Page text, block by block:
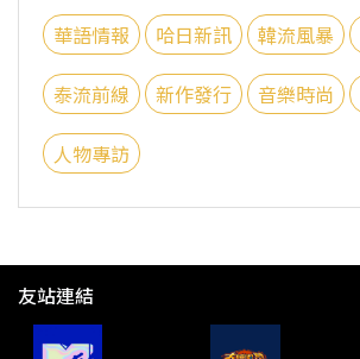
華語情報 哈日新訊 韓流風暴
泰流前線 新作發行 音樂時尚
人物專訪
友站連結